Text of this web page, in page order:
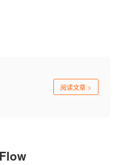
阅读文章 >